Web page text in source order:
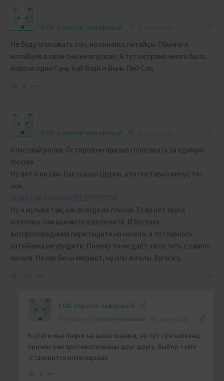
FOX короче северный
Не буду описывать сон, но снились китайцы. Обычно я
китайцев в свои сны не впускаю. А тут их прямо много было.
Короче одни Сунь Куй Вчай и Вынь Пей Сам.
2
FOX короче северный
Классный ролик. Осторожно призыв голосовать за едимую
госсию.
Ну вот и он сам. Как сказал Шурик, кто поставил минус тот
лох.
https://ok.ru/video/2312979157355
Ну и музыка там, как всегда не плохая. Если нет звука
кнопочку там нажмите и включите. И бегунок
воспроизведения перетащите на начало, а то главного
затейника не увидите. Почему то не даёт запустить с самого
начала. Не как бесы мешают, ну или ангелы. Бугагага.
-10
FOX короче северный
FOX короче северный
К стати мне пофиг на ваши оценки, но тут три капкана,
причём они противоположны друг другу. Выбор + или
-становится иллюзорным.